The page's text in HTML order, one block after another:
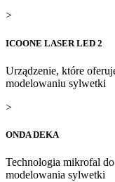
>
ICOONE LASER LED 2
Urządzenie, które
modelowaniu sylwetki
>
ONDA DEKA
Technologia mikrofal
modelowania sylwetki